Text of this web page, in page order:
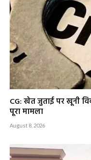
CG: खेत जुताई पर खूनी
पूरा मामला
August 8, 2026